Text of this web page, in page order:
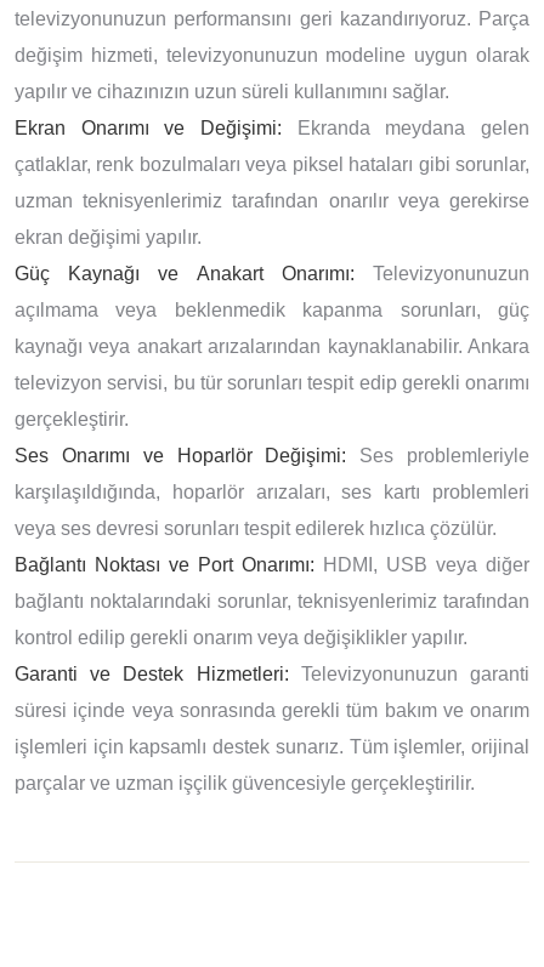
televizyonunuzun performansını geri kazandırıyoruz. Parça
değişim hizmeti, televizyonunuzun modeline uygun olarak
yapılır ve cihazınızın uzun süreli kullanımını sağlar.
Ekran Onarımı ve Değişimi: Ekranda meydana gelen
çatlaklar, renk bozulmaları veya piksel hataları gibi sorunlar,
uzman teknisyenlerimiz tarafından onarılır veya gerekirse
ekran değişimi yapılır.
Güç Kaynağı ve Anakart Onarımı: Televizyonunuzun
açılmama veya beklenmedik kapanma sorunları, güç
kaynağı veya anakart arızalarından kaynaklanabilir. Ankara
televizyon servisi, bu tür sorunları tespit edip gerekli onarımı
gerçekleştirir.
Ses Onarımı ve Hoparlör Değişimi: Ses problemleriyle
karşılaşıldığında, hoparlör arızaları, ses kartı problemleri
veya ses devresi sorunları tespit edilerek hızlıca çözülür.
Bağlantı Noktası ve Port Onarımı: HDMI, USB veya diğer
bağlantı noktalarındaki sorunlar, teknisyenlerimiz tarafından
kontrol edilip gerekli onarım veya değişiklikler yapılır.
Garanti ve Destek Hizmetleri: Televizyonunuzun garanti
süresi içinde veya sonrasında gerekli tüm bakım ve onarım
işlemleri için kapsamlı destek sunarız. Tüm işlemler, orijinal
parçalar ve uzman işçilik güvencesiyle gerçekleştirilir.